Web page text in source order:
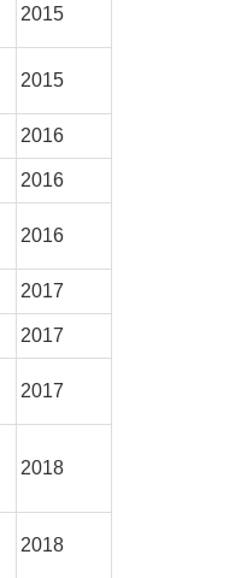
2015
2015
2016
2016
2016
2017
2017
2017
2018
2018